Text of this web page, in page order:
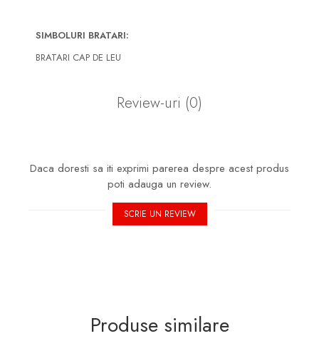
SIMBOLURI BRATARI:
BRATARI CAP DE LEU
Review-uri (0)
Daca doresti sa iti exprimi parerea despre acest produs
poti adauga un review.
SCRIE UN REVIEW
Produse similare